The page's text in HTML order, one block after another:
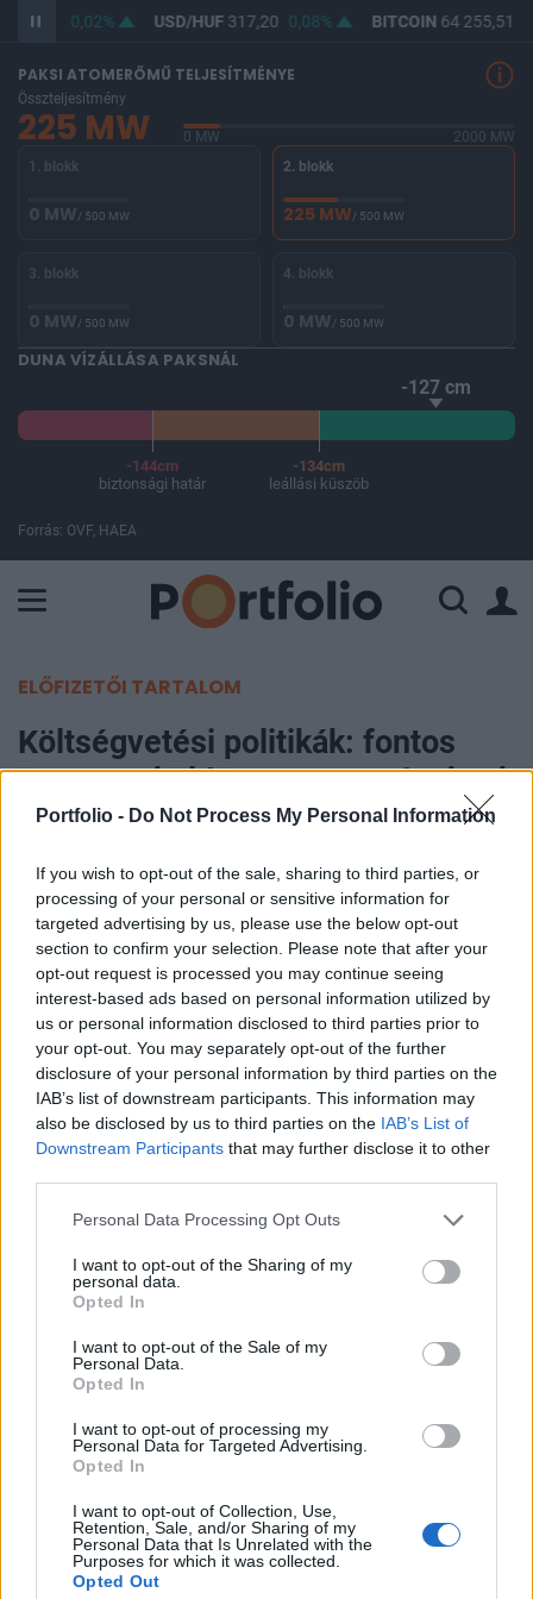
Portfolio - Do Not Process My Personal Information
If you wish to opt-out of the sale, sharing to third parties, or
processing of your personal or sensitive information for
targeted advertising by us, please use the below opt-out
section to confirm your selection. Please note that after your
opt-out request is processed you may continue seeing
interest-based ads based on personal information utilized by
us or personal information disclosed to third parties prior to
your opt-out. You may separately opt-out of the further
disclosure of your personal information by third parties on the
IAB’s list of downstream participants. This information may
also be disclosed by us to third parties on the IAB’s List of
Downstream Participants that may further disclose it to other
Personal Data Processing Opt Outs
I want to opt-out of the Sharing of my
personal data.
Opted In
I want to opt-out of the Sale of my
Personal Data.
Opted In
I want to opt-out of processing my
Personal Data for Targeted Advertising.
Opted In
I want to opt-out of Collection, Use,
Retention, Sale, and/or Sharing of my
Personal Data that Is Unrelated with the
Purposes for which it was collected.
Opted Out
365,48 0,02% USD/HUF317,20 0,08% BITCOIN64 255,51
PAKSI ATOMERŐMŰ TELJESÍTMÉNYE
Összteljesítmény
225 MW 0 MW
2000 MW
1. blokk
0 MW/ 500 MW
2. blokk
225 MW/ 500 MW
3. blokk
0 MW/ 500 MW
4. blokk
0 MW/ 500 MW
DUNA VÍZÁLLÁSA PAKSNÁL
-127 cm
-144cm
biztonsági határ
-134cm
leállási küszöb
Forrás: OVF, HAEA
ELŐFIZETŐI TARTALOM
Költségvetési politikák: fontos
üzenetet küldött a tagországoknak
az EU
Portfolio
2022. március 02. 15:02
Az Európai Unió 2023-ban nem alkalmaz szigorú
adósságcsökkentési szabályokat, a magas
adóssággal rendelkező uniós országoknak meg
kell kezdeniük a költségvetési politikájuk
szigorítását - írja a Reuters.
Budapest Economic Forum 2026Átalakulóban a magyar
magyar kormány és mivel néz szembe a nemzetközi
környezetben? Ez lesz a Portfolio idei kiemelt
gazdaságpolitikai konferenciájának legfontosabb
témája.Információ és jelentkezésAz Európai Unió
országainak 2023-ban semleges...
KEDVES OLVASÓNK!
A keresett cikk a portfolio.hu hírarchívumához
regisztrációhoz kötött.
Az előfizetés a következőket tartalmazza: